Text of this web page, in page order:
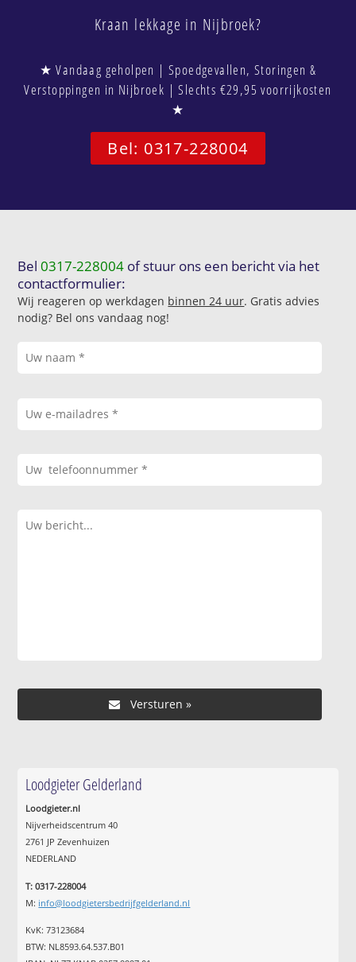
Kraan lekkage in Nijbroek?
★ Vandaag geholpen | Spoedgevallen, Storingen &
Verstoppingen in Nijbroek | Slechts €29,95 voorrijkosten
★
Bel: 0317-228004
Bel0317-228004 of stuur ons een bericht via het
contactformulier:
Wij reageren op werkdagen binnen 24 uur. Gratis advies
nodig? Bel ons vandaag nog!
Loodgieter Gelderland
Loodgieter.nl
Nijverheidscentrum 40
2761 JP Zevenhuizen
NEDERLAND
T: 0317-228004
M: info@loodgietersbedrijfgelderland.nl
KvK: 73123684
BTW: NL8593.64.537.B01